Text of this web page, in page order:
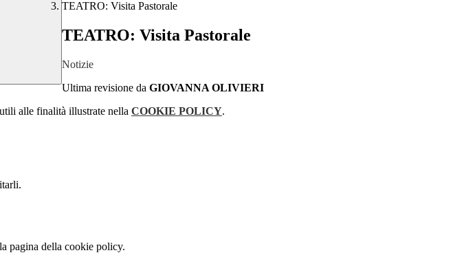
TEATRO: Visita Pastorale
TEATRO: Visita Pastorale
Notizie
Ultima revisione da GIOVANNA OLIVIERI
alle finalità illustrate nella COOKIE POLICY.
pagina della cookie policy.